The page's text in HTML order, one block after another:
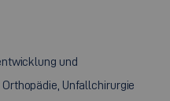
und
Unfallchirurgie